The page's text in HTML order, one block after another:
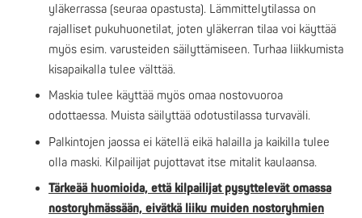
yläkerrassa (seuraa opastusta). Lämmittelytilassa on
rajalliset pukuhuonetilat, joten yläkerran tilaa voi käyttää
myös esim. varusteiden säilyttämiseen. Turhaa liikkumista
kisapaikalla tulee välttää.
Maskia tulee käyttää myös omaa nostovuoroa
odottaessa. Muista säilyttää odotustilassa turvaväli.
Palkintojen jaossa ei kätellä eikä halailla ja kaikilla tulee
olla maski. Kilpailijat pujottavat itse mitalit kaulaansa.
Tärkeää huomioida, että kilpailijat pysyttelevät omassa
nostoryhmässään, eivätkä liiku muiden nostoryhmien